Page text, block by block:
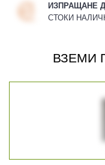
ИЗПРАЩАНЕ
СТОКИ
ВЗЕМИ